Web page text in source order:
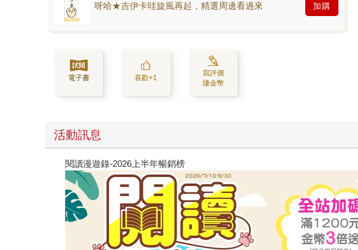
呀哈★吉伊卡哇旋風再起，精選周邊看過來 加購
電子書 喜歡+1
寫評價
賺金幣
活動訊息
閱讀漫遊錄-2026上半年暢銷榜